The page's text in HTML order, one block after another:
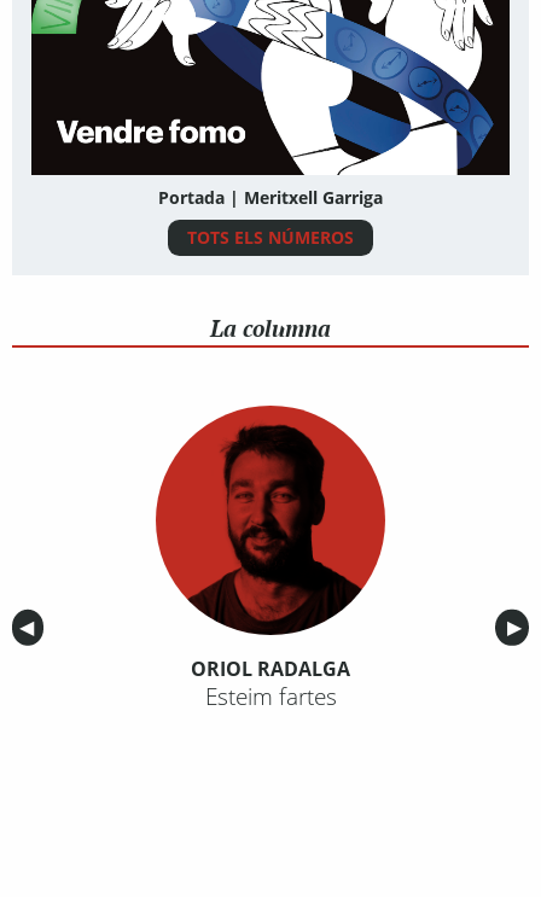
Portada | Meritxell Garriga
TOTS ELS NÚMEROS
La columna
Anterior
◀︎ ▶︎
ORIOL RADALGA
Esteim fartes